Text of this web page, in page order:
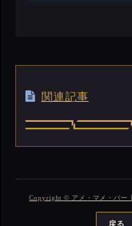
関連記事
Copyright © アメ・マメ・バー
戻る